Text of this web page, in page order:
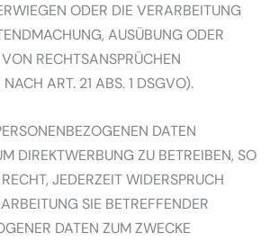
ODER DIE VERARBEITUNG
AUSÜBUNG ODER
RECHTSANSPRÜCHEN
ART. 21 ABS. 1 DSGVO).
DATEN
DIREKTWERBUNG ZU BETREIBEN, SO
JEDERZEIT WIDERSPRUCH
SIE BETREFFENDER
DATEN ZUM ZWECKE